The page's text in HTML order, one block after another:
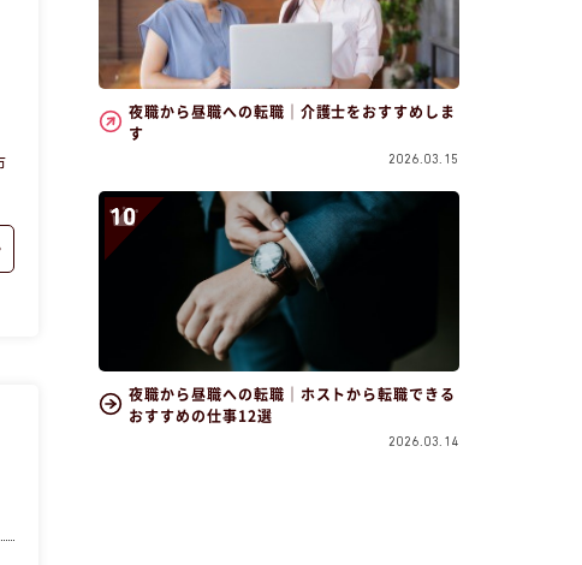
夜職から昼職への転職｜介護士をおすすめしま
す
2026.03.15
夜職から昼職への転職｜ホストから転職できる
おすすめの仕事12選
2026.03.14